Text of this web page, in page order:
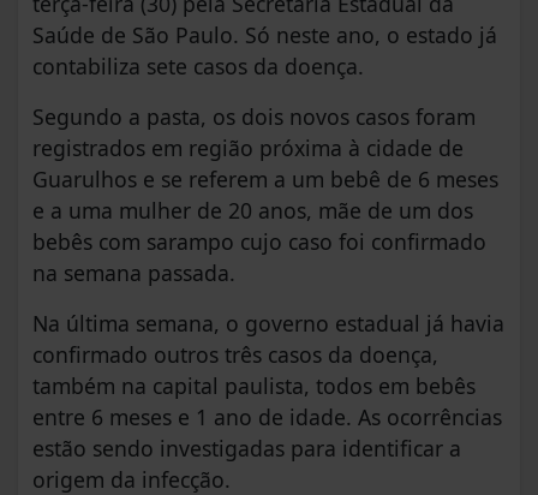
Saúde de São Paulo. Só neste ano, o estado já
contabiliza sete casos da doença.
Segundo a pasta, os dois novos casos foram
registrados em região próxima à cidade de
Guarulhos e se referem a um bebê de 6 meses
e a uma mulher de 20 anos, mãe de um dos
bebês com sarampo cujo caso foi confirmado
na semana passada.
Na última semana, o governo estadual já havia
confirmado outros três casos da doença,
também na capital paulista, todos em bebês
entre 6 meses e 1 ano de idade. As ocorrências
estão sendo investigadas para identificar a
origem da infecção.